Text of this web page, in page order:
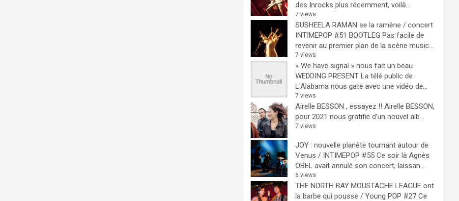
des Inrocks plus récemment, voilà...
7 views
SUSHEELA RAMAN se la ramène / concert
INTIMEPOP #51 BOOTLEG Pas facile de
revenir au premier plan de la scène music...
7 views
« We have signal » nous fait un beau
WEDDING PRESENT La télé public de
L'Alabama nous gate avec une vidéo de...
7 views
Airelle BESSON , essayez !! Airelle BESSON,
pour 2021 nous gratifie d'un nouvel alb...
7 views
JOY : nouvelle planète tournant autour de
Venus / INTIMEPOP #55 Ce soir là Agnès
OBEL avait annulé son concert, laissan...
6 views
THE NORTH BAY MOUSTACHE LEAGUE ont
la barbe qui pousse / Young POP #27 Ce